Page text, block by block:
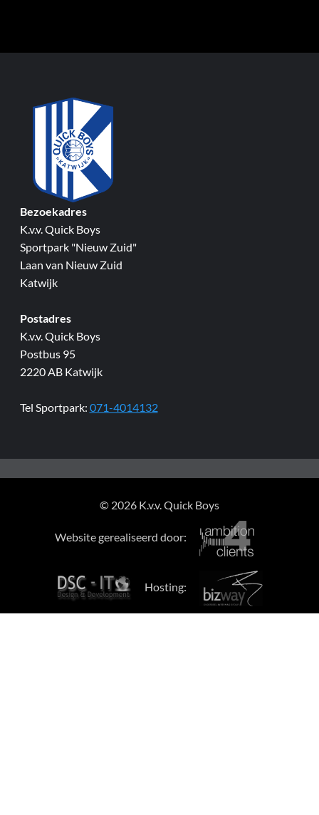
Bezoekadres
K.v.v. Quick Boys
Sportpark "Nieuw Zuid"
Laan van Nieuw Zuid
Katwijk
Postadres
K.v.v. Quick Boys
Postbus 95
2220 AB Katwijk
Tel Sportpark: 071-4014132
© 2026 K.v.v. Quick Boys
Website gerealiseerd door:
Hosting: